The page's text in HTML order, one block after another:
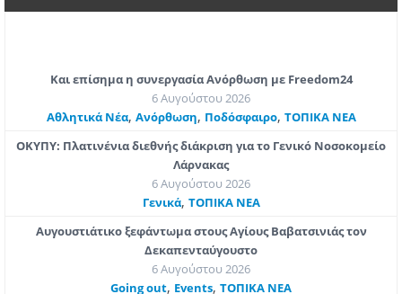
Και επίσημα η συνεργασία Ανόρθωση με Freedom24
6 Αυγούστου 2026
Αθλητικά Νέα, Ανόρθωση, Ποδόσφαιρο, ΤΟΠΙΚΑ ΝΕΑ
ΟΚΥΠΥ: Πλατινένια διεθνής διάκριση για το Γενικό Νοσοκομείο
Λάρνακας
6 Αυγούστου 2026
Γενικά, ΤΟΠΙΚΑ ΝΕΑ
Αυγουστιάτικο ξεφάντωμα στους Αγίους Βαβατσινιάς τον
Δεκαπενταύγουστο
6 Αυγούστου 2026
Going out, Εvents, ΤΟΠΙΚΑ ΝΕΑ